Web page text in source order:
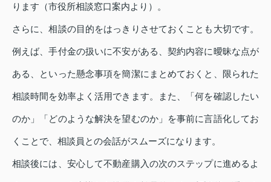
ります（市役所相談窓口案内より）。
さらに、相談の目的をはっきりさせておくことも大切です。
例えば、手付金の扱いに不安がある、契約内容に曖昧な点が
ある、といった懸念事項を簡潔にまとめておくと、限られた
相談時間を効率よく活用できます。また、「何を確認したい
のか」「どのような解決を望むのか」を事前に言語化してお
くことで、相談員との会話がスムーズになります。
相談後には、安心して不動産購入の次のステップに進めるよ